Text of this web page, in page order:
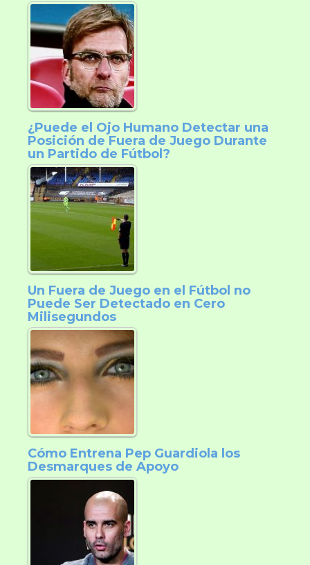
¿Puede el Ojo Humano Detectar una
Posición de Fuera de Juego Durante
un Partido de Fútbol?
Un Fuera de Juego en el Fútbol no
Puede Ser Detectado en Cero
Milisegundos
Cómo Entrena Pep Guardiola los
Desmarques de Apoyo